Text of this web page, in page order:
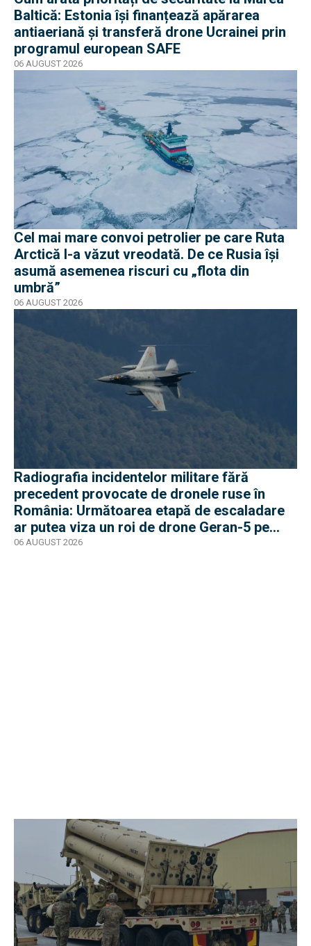
Baltică: Estonia își finanțează apărarea
antiaeriană și transferă drone Ucrainei prin
programul european SAFE
06 AUGUST 2026
Cel mai mare convoi petrolier pe care Ruta
Arctică l-a văzut vreodată. De ce Rusia își
asumă asemenea riscuri cu „flota din
umbră”
06 AUGUST 2026
Radiografia incidentelor militare fără
precedent provocate de dronele ruse în
România: Următoarea etapă de escaladare
ar putea viza un roi de drone Geran-5 pe
direcția Galați-Reni
06 AUGUST 2026